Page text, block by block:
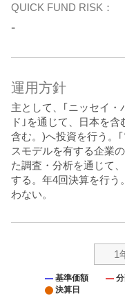
QUICK FUND RISK：
-
運用方針
主として、｢ニッセイ・
ド｣を通じて、日本を
含む。)へ投資を行う。
スモデルを有する企業
た調査・分析を通じて
する。年4回決算を行う
わない。
1
基準価額
決算日
基準価額
決算日